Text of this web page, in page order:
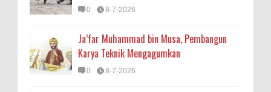
0 8-7-2026
Ja’far Muhammad bin Musa, Pembangun
Karya Teknik Mengagumkan
0 8-7-2026